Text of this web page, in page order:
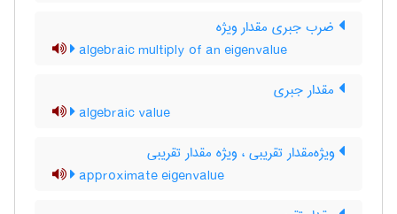
ضرب جبری مقدار ویژه
algebraic multiply of an eigenvalue
مقدار جبری
algebraic value
ویژه‌مقدار تقریبی ، ویژه مقدار تقریبی
approximate eigenvalue